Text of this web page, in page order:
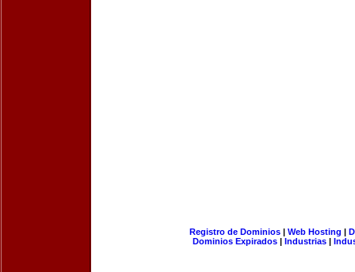
Registro de Dominios| Web Hosting |
Dominios Expirados | Industrias |